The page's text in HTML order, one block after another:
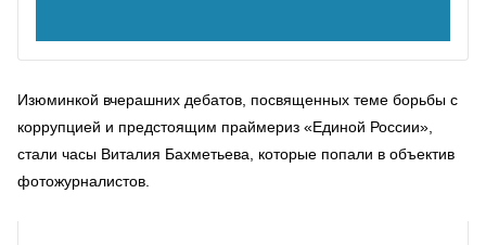
Изюминкой вчерашних дебатов, посвященных теме борьбы с
коррупцией и предстоящим праймериз «Единой России»,
стали часы Виталия Бахметьева, которые попали в объектив
фотожурналистов.